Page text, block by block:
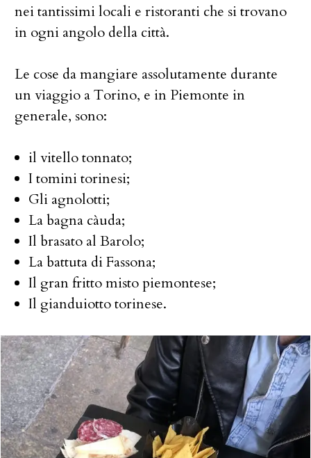
nei tantissimi locali e ristoranti che si trovano
in ogni angolo della città.
Le cose da mangiare assolutamente durante
un viaggio a Torino, e in Piemonte in
generale, sono:
il vitello tonnato;
I tomini torinesi;
Gli agnolotti;
La bagna càuda;
Il brasato al Barolo;
La battuta di Fassona;
Il gran fritto misto piemontese;
Il gianduiotto torinese.